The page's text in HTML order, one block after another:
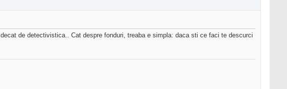
decat de detectivistica.. Cat despre fonduri, treaba e simpla: daca sti ce faci te descurci